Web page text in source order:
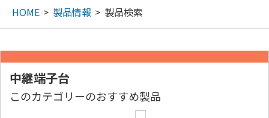
HOME 製品情報 製品検索
中継端子台
このカテゴリーのおすすめ製品